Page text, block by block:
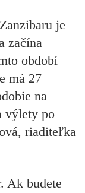
je
začína
období
má 27
na
výlety po
riaditeľka
Ak budete